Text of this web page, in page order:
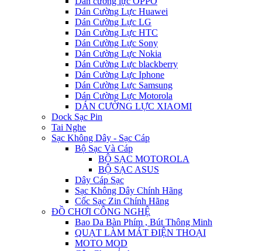
Dán Cường Lực Huawei
Dán Cường Lực LG
Dán Cường Lực HTC
Dán Cường Lực Sony
Dán Cường Lực Nokia
Dán Cường Lực blackberry
Dán Cường Lực Iphone
Dán Cường Lực Samsung
Dán Cường Lực Motorola
DÁN CƯỜNG LỰC XIAOMI
Dock Sạc Pin
Tai Nghe
Sạc Không Dây - Sạc Cáp
Bộ Sạc Và Cáp
BỘ SẠC MOTOROLA
BỘ SẠC ASUS
Dây Cáp Sạc
Sạc Không Dây Chính Hãng
Cốc Sạc Zin Chính Hãng
ĐỒ CHƠI CÔNG NGHỆ
Bao Da Bàn Phím , Bút Thông Minh
QUẠT LÀM MÁT ĐIỆN THOẠI
MOTO MOD